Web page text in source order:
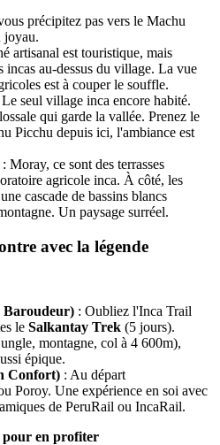
précipitez pas vers le Machu
joyau.
artisanal est touristique, mais
incas au-dessus du village. La vue
est à couper le souffle.
Le seul village inca encore habité.
qui garde la vallée. Prenez le
Picchu depuis ici, l'ambiance est
: Moray, ce sont des terrasses
agricole inca. À côté, les
cascade de bassins blancs
Un paysage surréel.
avec la légende
: Oubliez l'Inca Trail
le Salkantay Trek (5 jours).
montagne, col à 4 600m),
épique.
Confort) : Au départ
Poroy. Une expérience en soi avec
de PeruRail ou IncaRail.
pour en profiter